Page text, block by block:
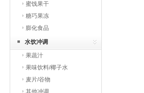
蜜饯果干
糖巧果冻
膨化食品
水饮冲调
果蔬汁
果味饮料/椰子水
麦片/谷物
其他冲调